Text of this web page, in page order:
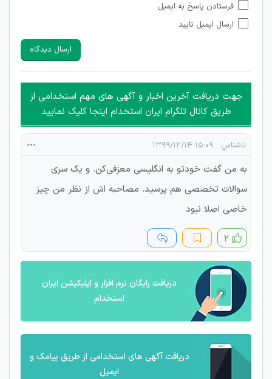
شبکه های مجازی ارتباطی می باشند وجود ندارد.
امکان تأیید نظرات کاربرانی که به هر طریقی قصد مأیوس کردن
هرگونه تحریک، تحقیر و کنایه به سایر افراد (مسئول و غیر مسئول)
غیر مجاز می باشد.
امکان هماهنگی برای هرگونه ملاقات حضوری چه به صورت دسته
جمعی و چه فردی توسط کاربران سایت وجود ندارد.
فرستادن پاسخ به ایمیل
ارسال ایمیل تایید
ارسال دیدگاه
جهت دریافت آخرین اخبار و آگهی های مهم استخدامی از
طریق کانال تلگرام ایران استخدام اینجا کلیک نمایید
ناشناس ۱۵:۰۹ ۱۳۹۹/۱۲/۱۴
به من گفت خودتو به انگلیسی معزفی‌کن. و یک سری
سوالات تخصصی هم پرسید. مصاحبه اش از نظر من چیز
خاصی اصلا نبود
۲
دریافت رایگان نرم افزار و اپلیکیشن ایران
استخدام
دریافت آگهی های استخدامی از طریق پیامک و
ایمیل